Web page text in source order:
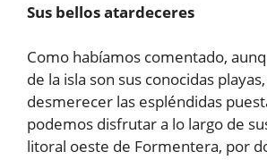
Sus bellos atardeceres
Como habíamos comentado,
de la isla son sus conocidas
desmerecer las espléndidas
podemos disfrutar a lo largo de
litoral oeste de Formentera, por